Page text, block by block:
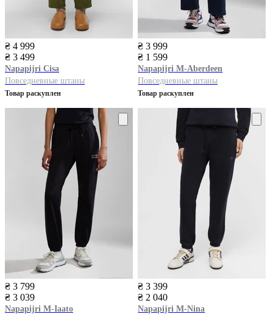
₴ 4 999
₴ 3 499
Napapijri Cisa
Повседневные штаны
Товар раскуплен
₴ 3 999
₴ 1 599
Napapijri M-Aberdeen
Повседневные штаны
Товар раскуплен
₴ 3 799
₴ 3 039
Napapijri M-Iaato
₴ 3 399
₴ 2 040
Napapijri M-Nina